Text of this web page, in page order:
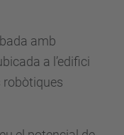
amb
a l’edifici
robòtiques